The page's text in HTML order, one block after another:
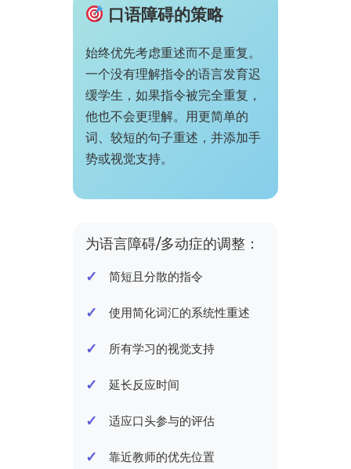
口语障碍的策略
始终优先考虑重述而不是重复。
一个没有理解指令的语言发育迟
缓学生，如果指令被完全重复，
他也不会更理解。用更简单的
词、较短的句子重述，并添加手
势或视觉支持。
为语言障碍/多动症的调整：
简短且分散的指令
使用简化词汇的系统性重述
所有学习的视觉支持
延长反应时间
适应口头参与的评估
靠近教师的优先位置